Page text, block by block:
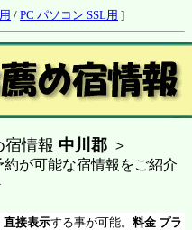
/ PC パソコン SSL用 ]
宿情報 中川郡 ＞
が可能な宿情報をご紹介
直接表示する事が可能。 料金 プラ